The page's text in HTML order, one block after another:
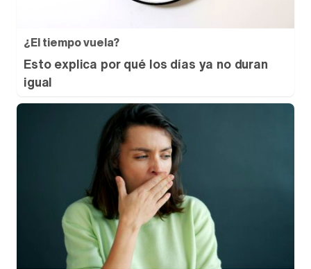
¿El tiempo vuela?
Esto explica por qué los días ya no duran
igual